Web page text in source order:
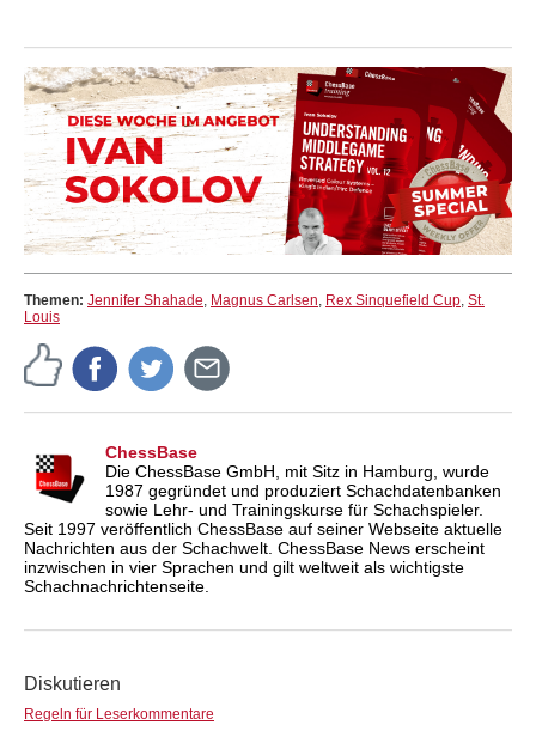
Themen: Jennifer Shahade, Magnus Carlsen, Rex Sinquefield Cup, St.
Louis
ChessBase
Die ChessBase GmbH, mit Sitz in Hamburg, wurde
1987 gegründet und produziert Schachdatenbanken
sowie Lehr- und Trainingskurse für Schachspieler.
Seit 1997 veröffentlich ChessBase auf seiner Webseite aktuelle
Nachrichten aus der Schachwelt. ChessBase News erscheint
inzwischen in vier Sprachen und gilt weltweit als wichtigste
Schachnachrichtenseite.
Diskutieren
Regeln für Leserkommentare